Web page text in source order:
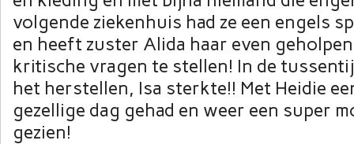
volgende ziekenhuis had ze een engels
en heeft zuster Alida haar even
kritische vragen te stellen! In de
het herstellen, Isa sterkte!! Met Heidie
gezellige dag gehad en weer een super
gezien!